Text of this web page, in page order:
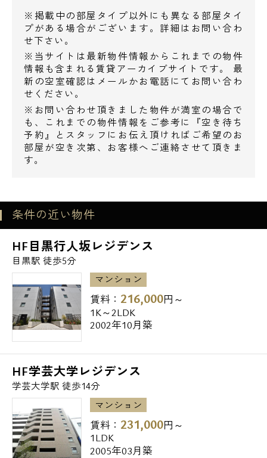
・サンクスまで徒歩４分
・まいばすけっとまで徒歩４分
・郵便局まで徒歩５分
※掲載中の部屋タイプ以外にも異なる部屋タイ
プがある場合がございます。詳細はお問い合わ
せ下さい。
※当サイトは最新物件情報からこれまでの物件
情報も含まれる賃貸アーカイブサイトです。 最
新の空室確認はメールかお電話にてお問い合わ
せください。
※お問い合わせ頂きました物件が満室の場合で
も、これまでの物件情報をご参考に『空き待ち
予約』とスタッフにお伝え頂ければご希望のお
部屋が空き次第、お客様へご連絡させて頂きま
す。
条件の近い物件
HF目黒行人坂レジデンス
目黒駅 徒歩5分
マンション
賃料： 216,000円～
1K～2LDK
2002年10月築
HF学芸大学レジデンス
学芸大学駅 徒歩14分
マンション
賃料： 231,000円～
1LDK
2005年03月築
電話でお問い合わせ
0120-500-529
営業時間 10：00～18：00
メールでお問い合わせ
お問い合わせ